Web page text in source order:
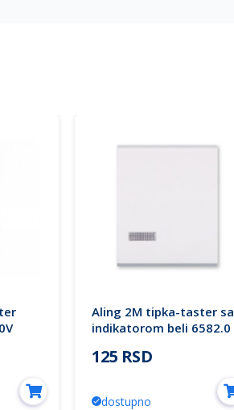
Aling 2M tipka-taster sa
indikatorom beli 6582.0
125 RSD
dostupno